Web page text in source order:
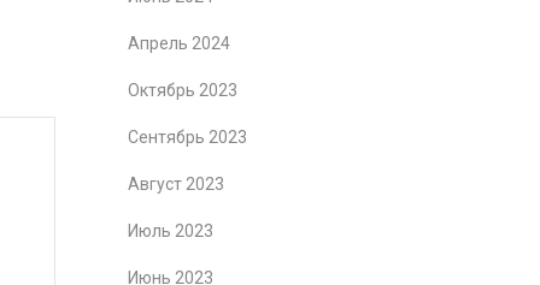
Апрель 2024
Октябрь 2023
Сентябрь 2023
Август 2023
Июль 2023
Июнь 2023